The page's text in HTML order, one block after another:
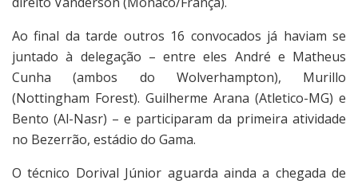
Ao final da tarde outros 16 convocados já haviam se
juntado à delegação – entre eles André e Matheus
Cunha (ambos do Wolverhampton), Murillo
(Nottingham Forest). Guilherme Arana (Atletico-MG) e
Bento (Al-Nasr) – e participaram da primeira atividade
no Bezerrão, estádio do Gama.
O técnico Dorival Júnior aguarda ainda a chegada de